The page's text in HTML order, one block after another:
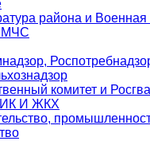
района и Военная
МЧС
комитет и
И ЖКХ